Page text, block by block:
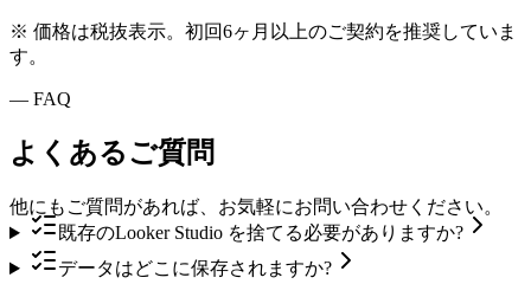
※ 価格は税抜表示。初回6ヶ月以上のご契約を推奨していま
す。
— FAQ
よくあるご質問
他にもご質問があれば、お気軽にお問い合わせください。
既存のLooker Studio を捨てる必要がありますか?
データはどこに保存されますか?